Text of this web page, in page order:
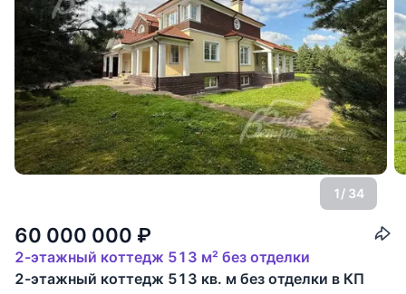
1/ 34
60 000 000 ₽
2-этажный коттедж 513 м² без отделки
2-этажный коттедж 513 кв. м без отделки в КП